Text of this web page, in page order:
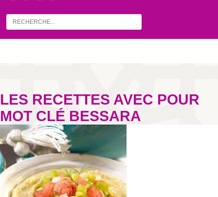
LES RECETTES AVEC POUR
MOT CLÉ BESSARA